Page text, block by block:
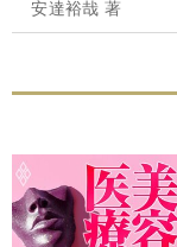
安達裕哉 著